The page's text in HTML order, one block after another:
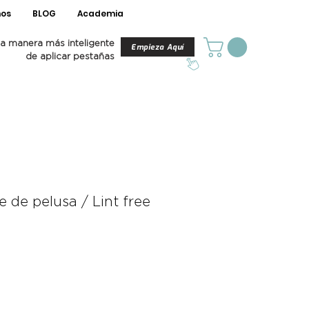
BLOG Academia
manera más inteligente
de aplicar pestañas
Empieza Aquí
de pelusa / Lint free